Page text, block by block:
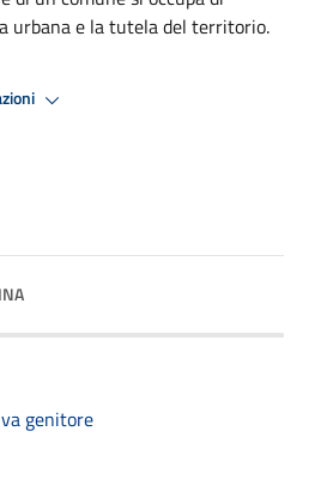
urbana e la tutela del territorio.
genitore